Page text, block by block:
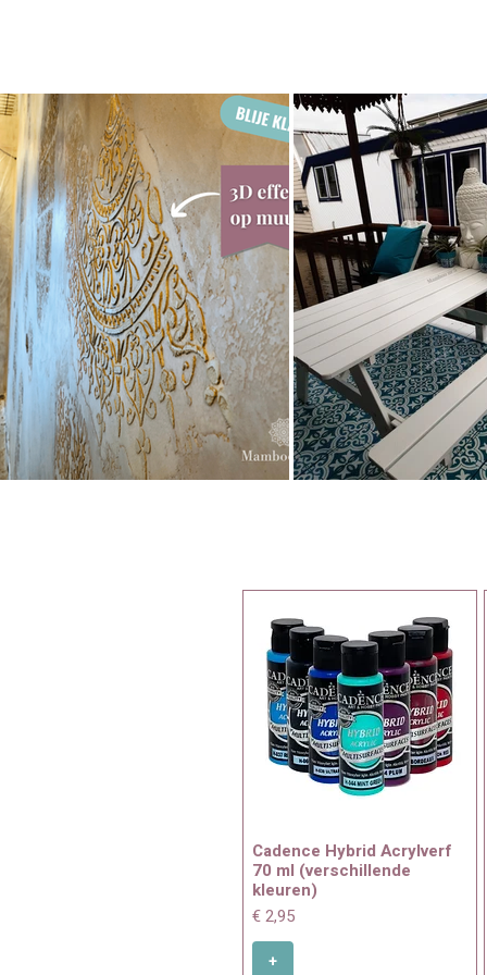
Ideaal als basisset voor
EAN: 4006094245002
Cadence Hybrid Acrylverf
70 ml (verschillende
kleuren)
Prijs
€ 2,95
+